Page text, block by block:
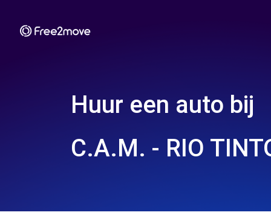
Huur een auto bij
C.A.M. - RIO